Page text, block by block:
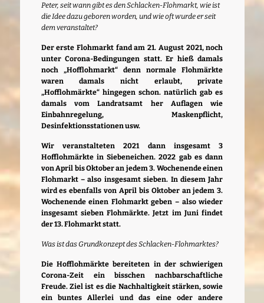
Peter, seit wann gibt es den Schlacken-Flohmarkt, wie ist
die Idee dazu geboren worden, und wie oft wurde er seit
dem veranstaltet?
Der erste Flohmarkt fand am 21. August 2021, noch
unter Corona-Bedingungen statt. Er hieß damals
noch „Hofflohmarkt“ denn normale Flohmärkte
waren damals nicht erlaubt, private
„Hofflohmärkte“ hingegen schon. natürlich gab es
damals vom Landratsamt her Auflagen wie
Einbahnregelung, Maskenpflicht,
Desinfektionsstationen usw.
Wir veranstalteten 2021 dann insgesamt 3
Hofflohmärkte in Siebeneichen. 2022 gab es dann
von April bis Oktober an jedem 3. Wochenende einen
Flohmarkt – also insgesamt sieben. In diesem Jahr
wird es ebenfalls von April bis Oktober an jedem 3.
Wochenende einen Flohmarkt geben – also wieder
insgesamt sieben Flohmärkte. Jetzt im Juni findet
der 13. Flohmarkt statt.
Was ist das Grundkonzept des Schlacken-Flohmarktes?
Die Hofflohmärkte bereiteten in der schwierigen
Corona-Zeit ein bisschen nachbarschaftliche
Freude. Ziel ist es die Nachhaltigkeit stärken, sowie
ein buntes Allerlei und das eine oder andere